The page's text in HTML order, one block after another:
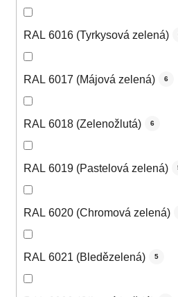
RAL 6016 (Tyrkysová zelená)
RAL 6017 (Májová zelená) 6
RAL 6018 (Zelenožlutá) 6
RAL 6019 (Pastelová zelená)
RAL 6020 (Chromová zelená)
RAL 6021 (Bledězelená) 5